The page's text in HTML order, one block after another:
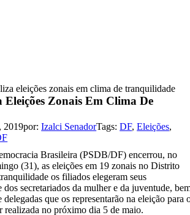
eleições zonais em clima de tranquilidade
Eleições Zonais Em Clima De
2019por:Izalci SenadorTags:DF,Eleições,
Brasileira (PSDB/DF) encerrou, no
(31), as eleições em 19 zonais no Distrito
os filiados elegeram seus
dos secretariados da mulher e da juventude,
delegadas que os representarão na eleição para
realizada no próximo dia 5 de maio.